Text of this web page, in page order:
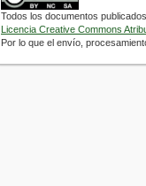
Todos los documentos
Licencia Creative Commons
Por lo que el envío,